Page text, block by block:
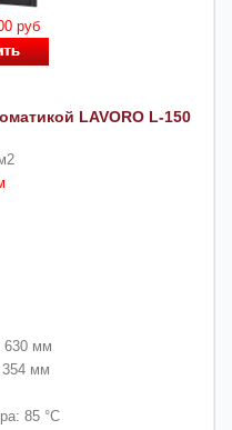
руб
LAVORO L-150
630 мм
354 мм
85 °C